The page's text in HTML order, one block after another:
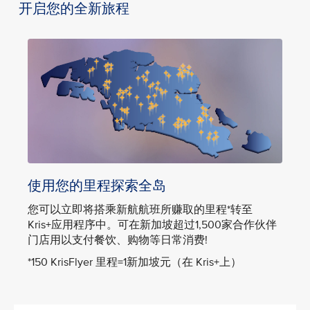
开启您的全新旅程
使用您的里程探索全岛
您可以立即将搭乘新航航班所赚取的里程*转至
Kris+应用程序中。可在新加坡超过1,500家合作伙伴
门店用以支付餐饮、购物等日常消费!
*150 KrisFlyer 里程=1新加坡元（在 Kris+上）